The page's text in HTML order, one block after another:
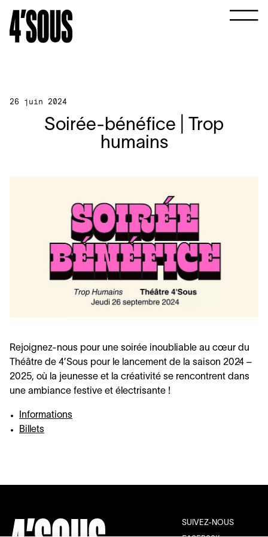
26 juin 2024
Soirée-bénéfice | Trop
humains
Rejoignez-nous pour une soirée inoubliable au cœur du
Théâtre de 4’Sous pour le lancement de la saison 2024 –
2025, où la jeunesse et la créativité se rencontrent dans
une ambiance festive et électrisante !
Informations
Billets
SUIVEZ-NOUS